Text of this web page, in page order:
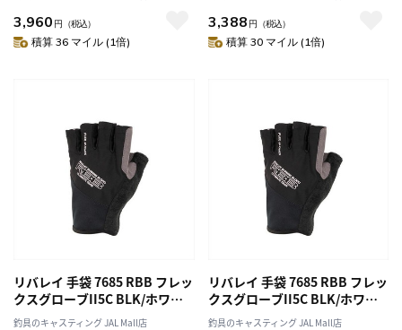
3,960 円 （税込）
積算 36 マイル (1倍)
3,388 円 （税込）
積算 30 マイル (1倍)
リバレイ 手袋 7685 RBB フレッ
クスグローブII5C BLK/ホワイ
ト L
釣具のキャスティング JAL Mall店
リバレイ 手袋 7685 RBB フレッ
クスグローブII5C BLK/ホワイ
ト LL
釣具のキャスティング JAL Mall店